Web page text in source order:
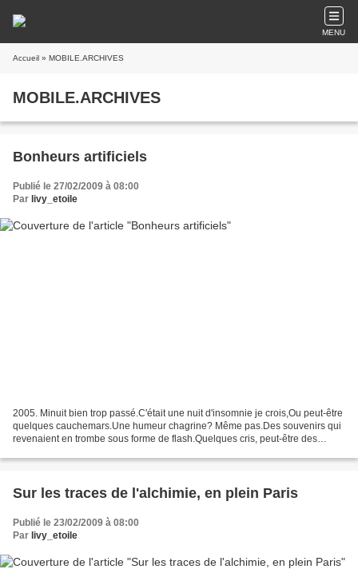
MENU
Accueil » MOBILE.ARCHIVES
MOBILE.ARCHIVES
Bonheurs artificiels
Publié le 27/02/2009 à 08:00
Par livy_etoile
2005. Minuit bien trop passé.C'était une nuit d'insomnie je crois,Ou peut-être
quelques cauchemars.Une humeur chagrine? Même pas.Des souvenirs qui
revenaient en trombe sous forme de flash.Quelques cris, peut-être des
Sur les traces de l'alchimie, en plein Paris
Publié le 23/02/2009 à 08:00
Par livy_etoile